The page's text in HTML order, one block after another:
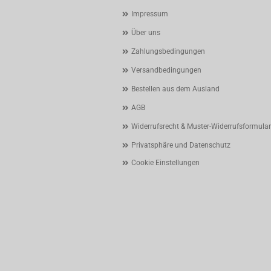
Impressum
Über uns
Zahlungsbedingungen
Versandbedingungen
Bestellen aus dem Ausland
AGB
Widerrufsrecht & Muster-Widerrufsformular
Privatsphäre und Datenschutz
Cookie Einstellungen